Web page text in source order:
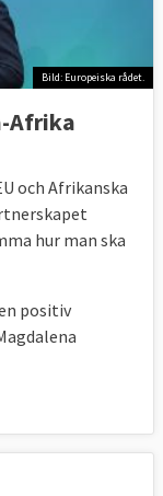
Bild: Europeiska rådet.
Afrika
och Afrikanska
hur man ska
positiv